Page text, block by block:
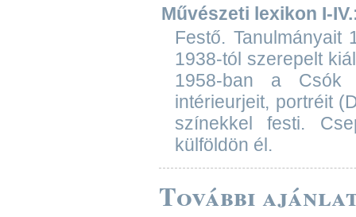
Művészeti lexikon I-
Festő. Tanulmányait
1938-tól szerepelt
1958-ban a Csók
intérieurjeit, portréit
színekkel festi.
külföldön él.
További